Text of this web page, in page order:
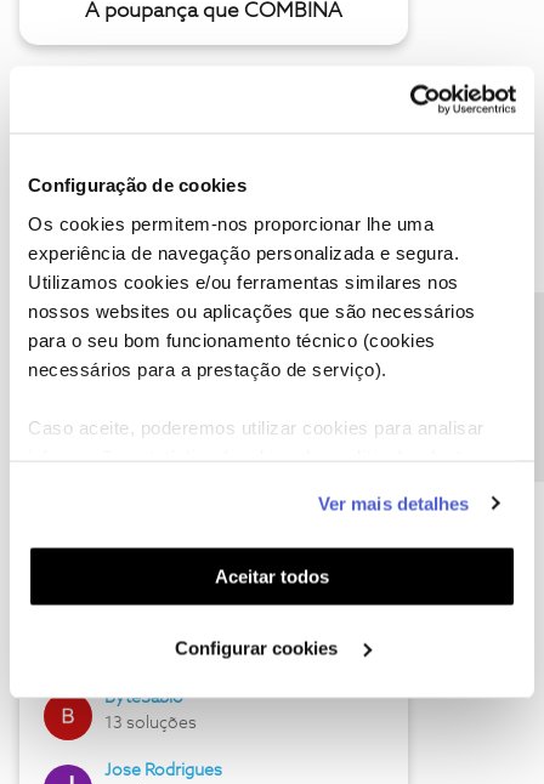
Configuração de cookies
Os cookies permitem-nos proporcionar lhe uma
experiência de navegação personalizada e segura.
Utilizamos cookies e/ou ferramentas similares nos
nossos websites ou aplicações que são necessários
para o seu bom funcionamento técnico (cookies
necessários para a prestação de serviço).
Caso aceite, poderemos utilizar cookies para analisar
funcionalidades (cookies de personalização e
funcionalidade) e adaptar anúncios aos seus interesses
(cookies de publicidade personalizada). Pode gerir a
utilização dos cookies clicando em "Configurar
Ver mais detalhes
Aceitar todos
Configurar cookies
A poupança que COMBINA
Descubra as novidades de julho
Hall of Fame de julho
17 soluções
ByteSábio
13 soluções
Jose Rodrigues